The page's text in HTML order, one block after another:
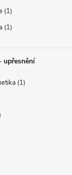
1
1
upřesnění
1